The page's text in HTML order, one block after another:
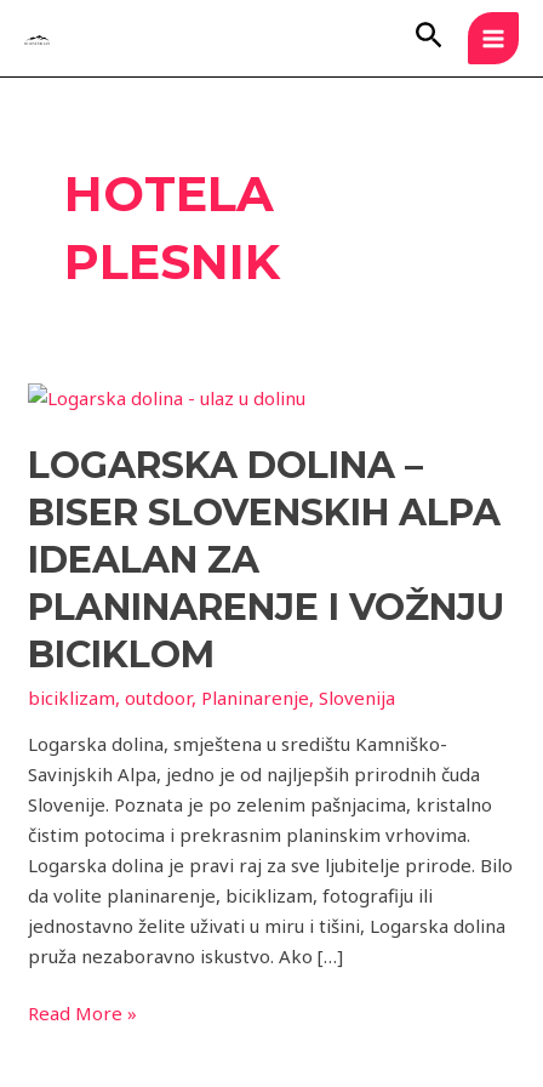
content
Search
HOTELA
PLESNIK
LOGARSKA DOLINA –
BISER SLOVENSKIH ALPA
IDEALAN ZA
PLANINARENJE I VOŽNJU
BICIKLOM
biciklizam,outdoor, Planinarenje,Slovenija
Logarska dolina, smještena u središtu Kamniško-
Savinjskih Alpa, jedno je od najljepših prirodnih čuda
Slovenije. Poznata je po zelenim pašnjacima, kristalno
čistim potocima i prekrasnim planinskim vrhovima.
Logarska dolina je pravi raj za sve ljubitelje prirode. Bilo
da volite planinarenje, biciklizam, fotografiju ili
jednostavno želite uživati u miru i tišini, Logarska dolina
pruža nezaboravno iskustvo. Ako […]
Logarska
–
slovenskih
Alpa
idealan
za
planinarenje
i
vožnju
Read More »